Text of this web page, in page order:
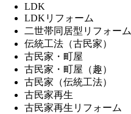
LDK
LDKリフォーム
二世帯同居型リフォーム
伝統工法（古民家）
古民家・町屋
古民家・町屋（趣）
古民家（伝統工法）
古民家再生
古民家再生リフォーム